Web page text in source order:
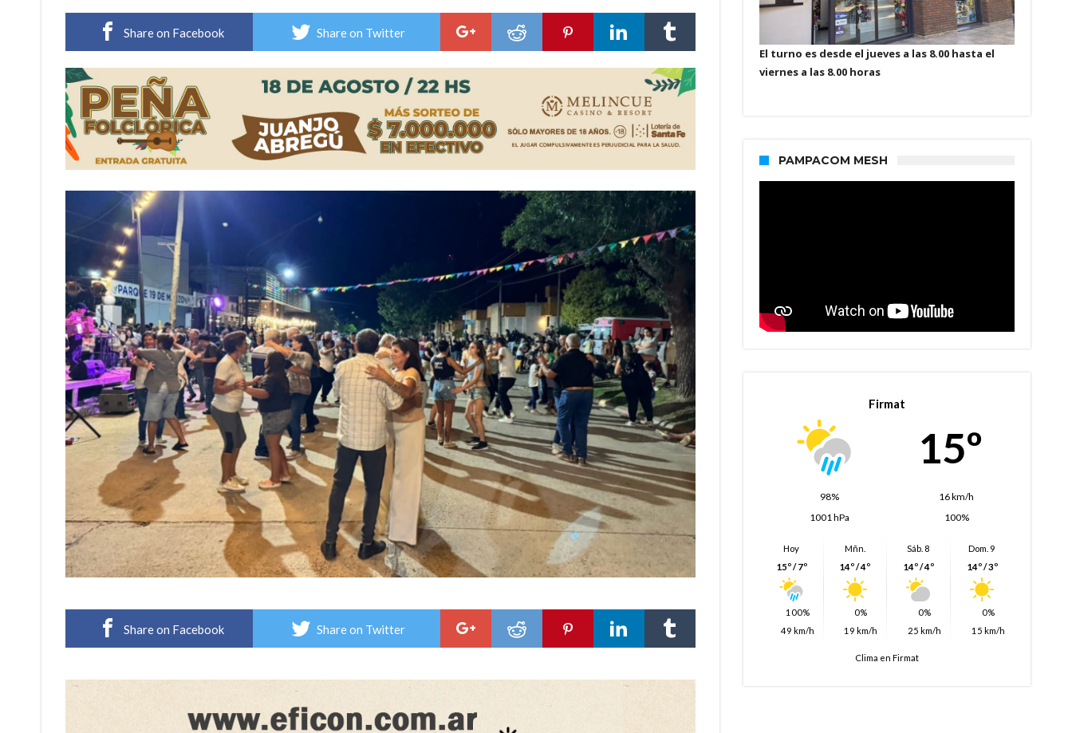
Sueño albiceleste: la arquera firmatense Jazmín David fue citada a la Selección Argentina
Share on Facebook Share on Twitter
Share on Facebook Share on Twitter
El turno es desde el jueves a las 8.00 hasta el
viernes a las 8.00 horas
PAMPACOM MESH
Firmat
15º
98%
16 km/h
1001 hPa
100%
Hoy
15º / 7º
100%
49 km/h
Mñn.
14º / 4º
0%
19 km/h
Sáb. 8
14º / 4º
0%
25 km/h
Dom. 9
14º / 3º
0%
15 km/h
Clima en Firmat